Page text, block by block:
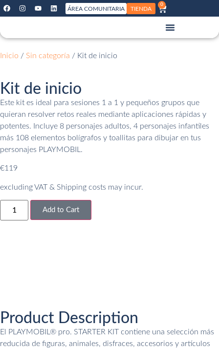
ÁREA COMUNITARIA TIENDA
0
Inicio / Sin categoría / Kit de inicio
Kit de inicio
Este kit es ideal para sesiones 1 a 1 y pequeños grupos que
quieran resolver retos reales mediante aplicaciones rápidas y
potentes. Incluye 8 personajes adultos, 4 personajes infantiles
más 108 elementos bolígrafos y toallitas para dibujar en tus
personajes PLAYMOBIL.
€119
excluding VAT & Shipping costs may incur.
Add to Cart
Product Description
El PLAYMOBIL® pro. STARTER KIT contiene una selección más
reducida de figuras, animales, disfraces, accesorios y artículos